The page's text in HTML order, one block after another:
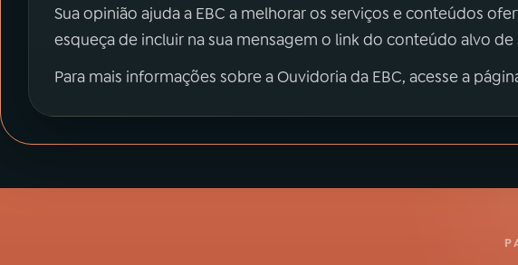
Sua opinião ajuda a EBC a melhorar os serviços e conteúdos
esqueça de incluir na sua mensagem o link do conteúdo alvo de
Para mais informações sobre a Ouvidoria da EBC, acesse a